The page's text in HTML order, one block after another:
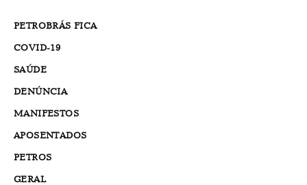
PETROBRÁS FICA
COVID-19
SAÚDE
DENÚNCIA
MANIFESTOS
APOSENTADOS
PETROS
GERAL